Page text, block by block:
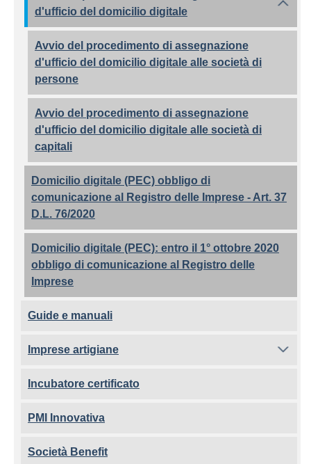
d'ufficio del domicilio digitale
Avvio del procedimento di assegnazione
d'ufficio del domicilio digitale alle società di
persone
Avvio del procedimento di assegnazione
d'ufficio del domicilio digitale alle società di
capitali
Domicilio digitale (PEC) obbligo di
comunicazione al Registro delle Imprese - Art. 37
D.L. 76/2020
Domicilio digitale (PEC): entro il 1° ottobre 2020
obbligo di comunicazione al Registro delle
Imprese
Guide e manuali
Imprese artigiane
Incubatore certificato
PMI Innovativa
Società Benefit